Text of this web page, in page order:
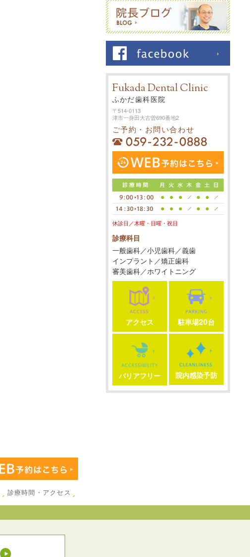
Fukada Dental Clinic
ふかだ歯科医院
〒514-0113
津市一身田大古曽690番地2
ご予約・お問い合わせ
休診日／木曜・日曜・祝日
診療科目
一般歯科／小児歯科／義歯
インプラント／矯正歯科
審美歯科／ホワイトニング
アクセス 駐車場20台
バリアフリー 院内感染予防
診療時間・アクセス